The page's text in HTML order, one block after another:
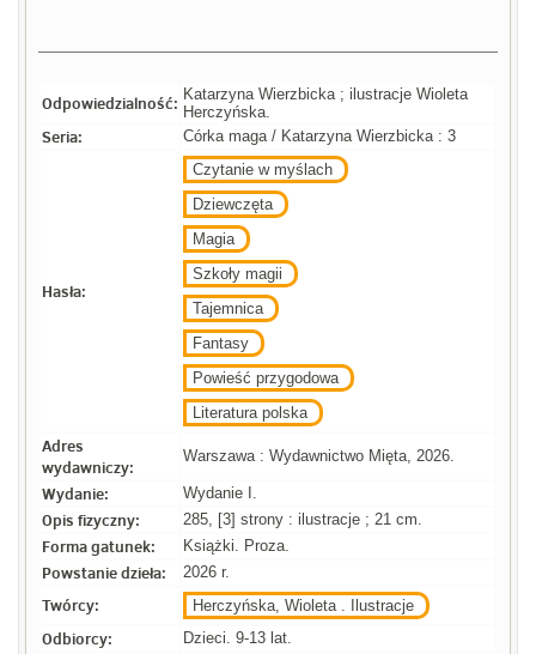
Odpowiedzialność: Katarzyna Wierzbicka ; ilustracje Wioleta
Herczyńska.
Seria: Córka maga / Katarzyna Wierzbicka : 3
Hasła:
Czytanie w myślach
Dziewczęta
Magia
Szkoły magii
Tajemnica
Fantasy
Powieść przygodowa
Literatura polska
Adres
wydawniczy:
Warszawa : Wydawnictwo Mięta, 2026.
Wydanie: Wydanie I.
Opis fizyczny: 285, [3] strony : ilustracje ; 21 cm.
Forma gatunek: Książki. Proza.
Powstanie dzieła: 2026 r.
Twórcy: Herczyńska, Wioleta . Ilustracje
Odbiorcy: Dzieci. 9-13 lat.